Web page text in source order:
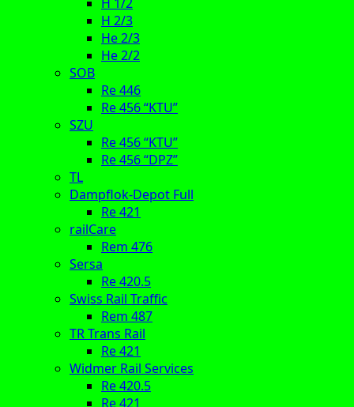
H 2/3
He 2/3
He 2/2
SOB
Re 446
Re 456 “KTU”
SZU
Re 456 “KTU”
Re 456 “DPZ”
TL
Dampflok-Depot Full
Re 421
railCare
Rem 476
Sersa
Re 420.5
Swiss Rail Traffic
Rem 487
TR Trans Rail
Re 421
Widmer Rail Services
Re 420.5
Re 421